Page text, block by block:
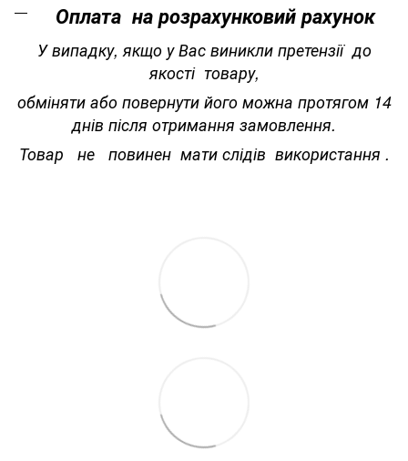
Оплата на розрахунковий рахунок
У випадку, якщо у Вас виникли претензії до
якості товару,
обміняти або повернути його можна протягом 14
днів після отримання замовлення.
Товар не повинен мати слідів використання .